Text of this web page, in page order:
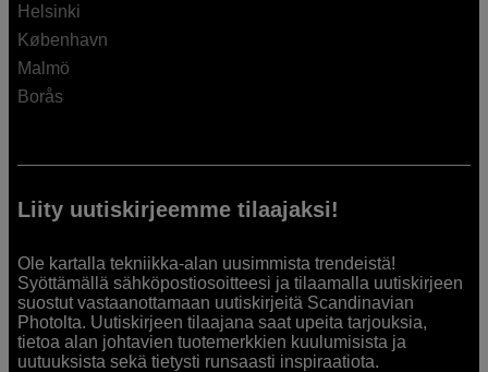
Helsinki
København
Malmö
Borås
Liity uutiskirjeemme tilaajaksi!
Ole kartalla tekniikka-alan uusimmista trendeistä!
Syöttämällä sähköpostiosoitteesi ja tilaamalla uutiskirjeen
suostut vastaanottamaan uutiskirjeitä Scandinavian
Photolta. Uutiskirjeen tilaajana saat upeita tarjouksia,
tietoa alan johtavien tuotemerkkien kuulumisista ja
uutuuksista sekä tietysti runsaasti inspiraatiota.